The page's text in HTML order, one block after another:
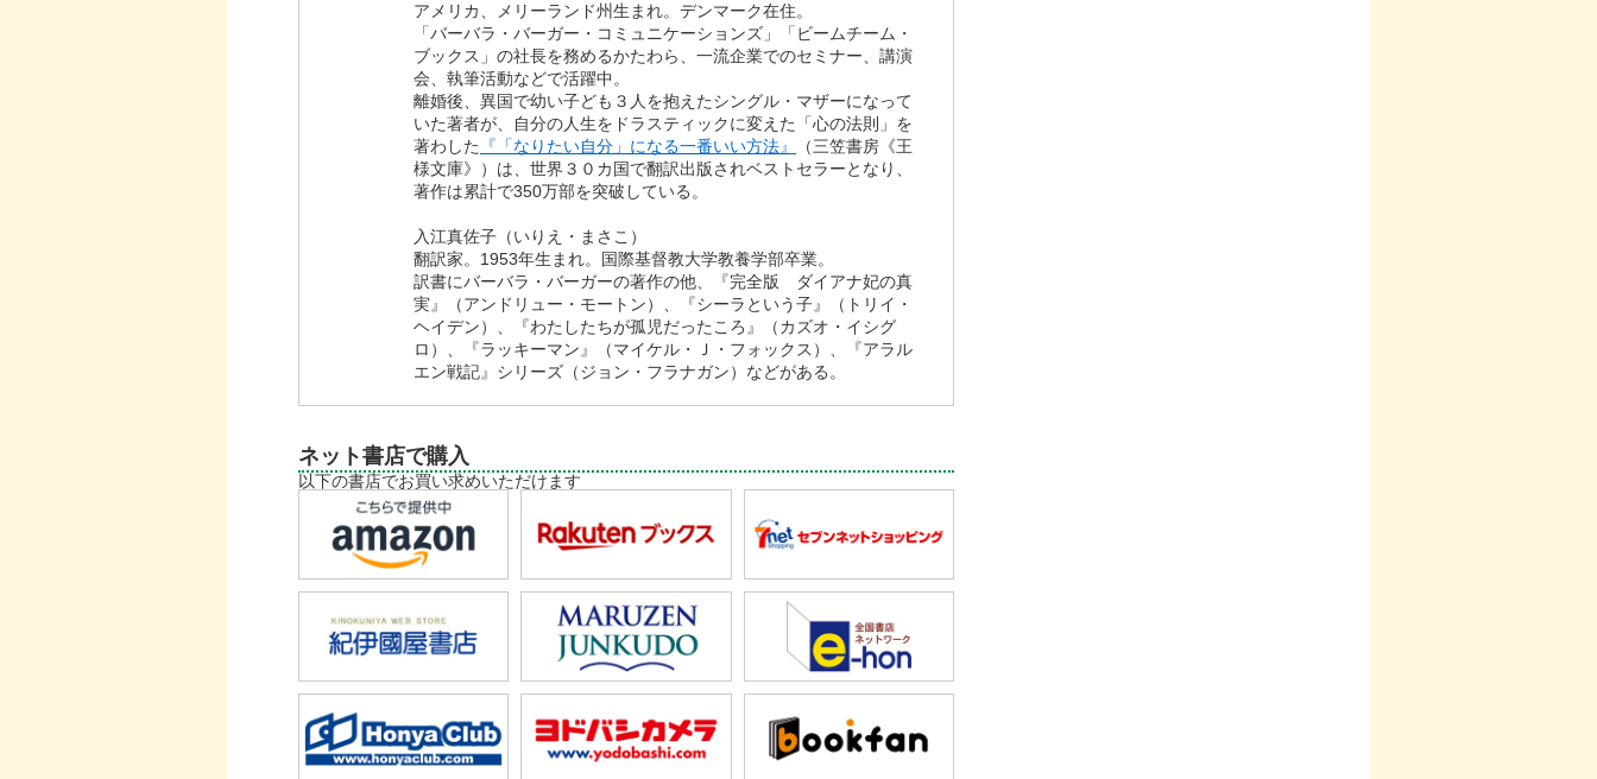
アメリカ、メリーランド州生まれ。デンマーク在住。
「バーバラ・バーガー・コミュニケーションズ」「ビームチーム・
ブックス」の社長を務めるかたわら、一流企業でのセミナー、講演
会、執筆活動などで活躍中。
離婚後、異国で幼い子ども３人を抱えたシングル・マザーになって
いた著者が、自分の人生をドラスティックに変えた「心の法則」を
著わした
『「なりたい自分」になる一番いい方法』
（三笠書房《王
様文庫》）は、世界３０カ国で翻訳出版されベストセラーとなり、
著作は累計で350万部を突破している。
入江真佐子（いりえ・まさこ）
翻訳家。1953年生まれ。国際基督教大学教養学部卒業。
訳書にバーバラ・バーガーの著作の他、『完全版 ダイアナ妃の真
実』（アンドリュー・モートン）、『シーラという子』（トリイ・
ヘイデン）、『わたしたちが孤児だったころ』（カズオ・イシグ
ロ）、『ラッキーマン』（マイケル・Ｊ・フォックス）、『アラル
エン戦記』シリーズ（ジョン・フラナガン）などがある。
ネット書店で購入
以下の書店でお買い求めいただけます